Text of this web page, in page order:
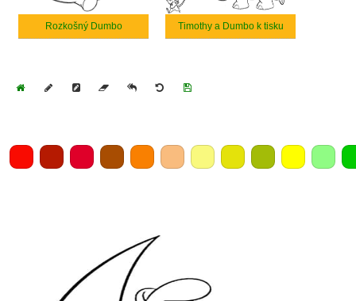
Rozkošný Dumbo Timothy a Dumbo k tisku